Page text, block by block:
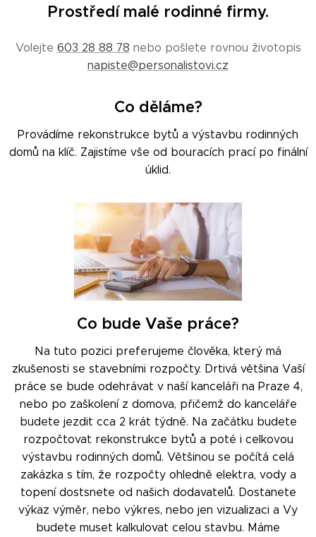
Prostředí malé rodinné firmy.
Volejte 603 28 88 78 nebo pošlete rovnou životopis
napiste@personalistovi.cz
Co děláme?
Provádíme rekonstrukce bytů a výstavbu rodinných
domů na klíč. Zajistíme vše od bouracích prací po finální
úklid.
Co bude Vaše práce?
Na tuto pozici preferujeme člověka, který má
zkušenosti se stavebními rozpočty. Drtivá většina Vaší
práce se bude odehrávat v naší kanceláři na Praze 4,
nebo po zaškolení z domova, přičemž do kanceláře
budete jezdit cca 2 krát týdně. Na začátku budete
rozpočtovat rekonstrukce bytů a poté i celkovou
výstavbu rodinných domů. Většinou se počítá celá
zakázka s tím, že rozpočty ohledně elektra, vody a
topení dostsnete od našich dodavatelů. Dostanete
výkaz výměr, nebo výkres, nebo jen vizualizaci a Vy
budete muset kalkulovat celou stavbu. Máme